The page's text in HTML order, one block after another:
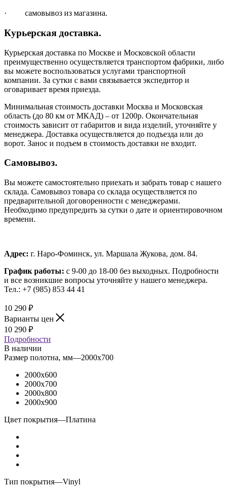
· самовывоз из магазина.
Курьерская доставка.
Курьерская доставка по Москве и Московской области
преимущественно осуществляется транспортом фабрики, либо
вы можете воспользоваться услугами транспортной
компании. За сутки с вами связывается экспедитор и
оговаривает время приезда.
Минимальная стоимость доставки Москва и Московская
область (до 80 км от МКАД) – от 1200р. Окончательная
стоимость зависит от габаритов и вида изделий, уточняйте у
менеджера. Доставка осуществляется до подъезда или до
ворот. Занос и подъем в стоимость доставки не входит.
Самовывоз.
Вы можете самостоятельно приехать и забрать товар с нашего
склада. Самовывоз товара со склада осуществляется по
предварительной договоренности с менеджерами.
Необходимо предупредить за сутки о дате и ориентировочном
времени.
Адрес: г. Наро-Фоминск, ул. Маршала Жукова, дом. 84.
График работы: с 9-00 до 18-00 без выходных. Подробности
и все возникшие вопросы уточняйте у нашего менеджера.
Тел.: +7 (985) 853 44 41
10 290 ₽
Варианты цен
10 290 ₽
Подробности
В наличии
Размер полотна, мм—2000x700
2000x600
2000x700
2000x800
2000x900
Цвет покрытия—Платина
Тип покрытия—Vinyl